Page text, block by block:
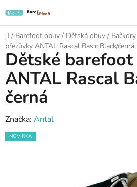
na
obsah
Domů
/ Barefoot obuv / Dětská obuv / Bačkory
přezůvky ANTAL Rascal Basic Black/černá
Dětské
ANTAL Rascal
černá
Značka: Antal
NOVINKA